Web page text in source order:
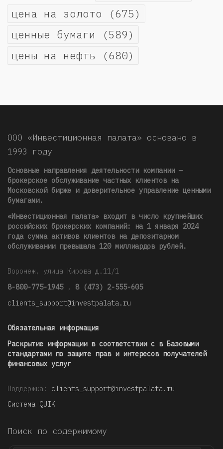
цена на золото (675)
ценные бумаги (589)
цены на нефть (680)
ООО «Инвестиционная палата» основано в
1993 году
Основные направления деятельности компании —
брокерское обслуживание частных клиентов на
Московской бирже и доверительное управление ценными
бумагами.
«Инвестиционная палата» входит в число крупнейших
российских брокерских компаний: на 1 января 2024
года сумма активов клиентов на депозитарном
обслуживании превышала 120 миллиардов рублей.
Воронеж, улица Кирова д.11/1
8-800-775-1945 , 8 (473) 2-555-605
clients_support@investpalata.ru
Обязательная информация
Раскрытие информации в соответствии с в Базовыми
стандартами по защите прав и интересов получателей
финансовых услуг
Поддержка: clients_support@investpalata.ru
Система QUIK
Поиск по содержимому